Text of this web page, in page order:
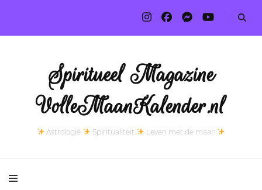
Spiritueel Magazine
VolleMaanKalender.nl
Astrologie Spiritualiteit Leven met de maan